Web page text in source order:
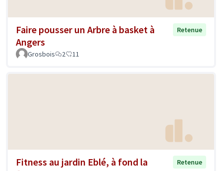
Faire pousser un Arbre à basket à
Angers
Retenue
Grosbois 2 11
Fitness au jardin Eblé, à fond la
Retenue